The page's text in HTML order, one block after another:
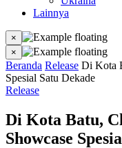
Lainnya
×
×
Beranda Release Di Kota
Spesial Satu Dekade
Release
Di Kota Batu,
Showcase